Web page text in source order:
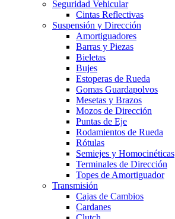
Seguridad Vehicular
Cintas Reflectivas
Suspensión y Dirección
Amortiguadores
Barras y Piezas
Bieletas
Bujes
Estoperas de Rueda
Gomas Guardapolvos
Mesetas y Brazos
Mozos de Dirección
Puntas de Eje
Rodamientos de Rueda
Rótulas
Semiejes y Homocinéticas
Terminales de Dirección
Topes de Amortiguador
Transmisión
Cajas de Cambios
Cardanes